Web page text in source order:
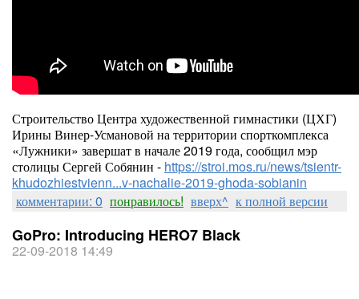
Строительство Центра художественной гимнастики (ЦХГ)
Ирины Винер-Усмановой на территории спорткомплекса
«Лужники» завершат в начале 2019 года, сообщил мэр
столицы Сергей Собянин - https://stroi.mos.ru/news/tsientr-
khudozhiestvienn...v-nachalie-2019-ghoda-sobianin
комментарии: 0 понравилось! вверх^ к полной версии
GoPro: Introducing HERO7 Black
22-09-2018 14:49